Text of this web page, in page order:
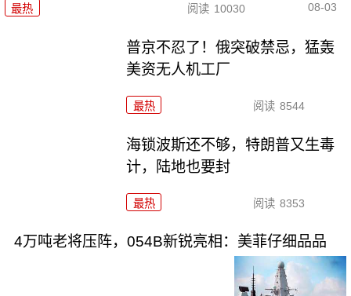
最热 阅读 10030 08-03
普京不忍了！俄突破禁忌，猛轰
美资无人机工厂
最热 阅读 8544
海锁波斯还不够，特朗普又生毒
计，陆地也要封
最热 阅读 8353
4万吨老将压阵，054B新锐亮相：美菲仔细品品